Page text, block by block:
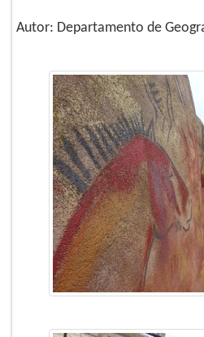
Autor: Departamento de